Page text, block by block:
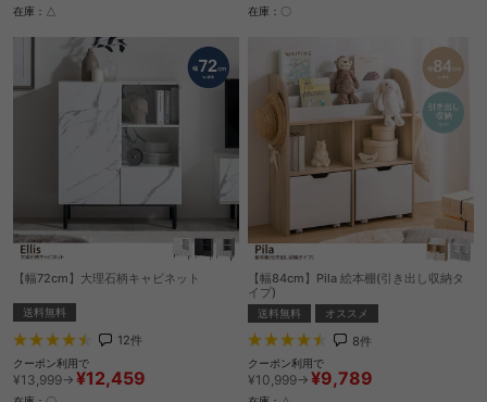
在庫：△ 在庫：〇
【幅72cm】大理石柄キャビネット
送料無料
12件
クーポン利用で
¥13,999→ ¥12,459
【幅84cm】Pila 絵本棚(引き出し収納タ
イプ)
送料無料 オススメ
8件
クーポン利用で
¥10,999→ ¥9,789